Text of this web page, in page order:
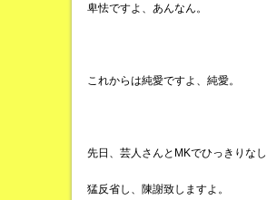
卑怯ですよ、あんなん。
これからは純愛ですよ、純愛。
先日、芸人さんとMKでひっきりな
猛反省し、陳謝致しますよ。